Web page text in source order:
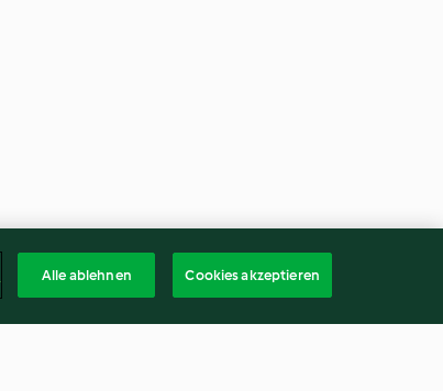
Alle ablehnen Cookies akzeptieren